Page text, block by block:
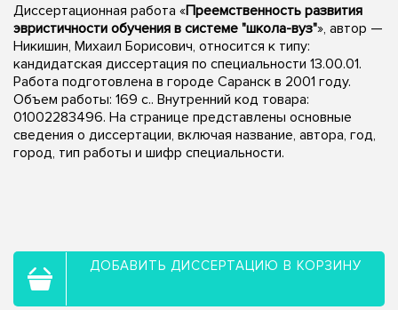
Диссертационная работа «Преемственность развития
эвристичности обучения в системе "школа-вуз"», автор —
Никишин, Михаил Борисович, относится к типу:
кандидатская диссертация по специальности 13.00.01.
Работа подготовлена в городе Саранск в 2001 году.
Объем работы: 169 с.. Внутренний код товара:
01002283496. На странице представлены основные
сведения о диссертации, включая название, автора, год,
город, тип работы и шифр специальности.
ДОБАВИТЬ ДИССЕРТАЦИЮ В КОРЗИНУ